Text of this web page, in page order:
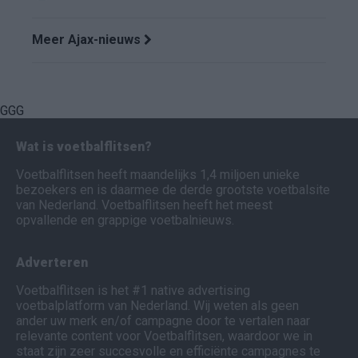
Meer Ajax-nieuws
GGG
Wat is voetbalflitsen?
Voetbalflitsen heeft maandelijks 1,4 miljoen unieke
bezoekers en is daarmee de derde grootste voetbalsite
van Nederland. Voetbalflitsen heeft het meest
opvallende en grappige voetbalnieuws.
Adverteren
Voetbalflitsen is het #1 native advertising
voetbalplatform van Nederland. Wij weten als geen
ander uw merk en/of campagne door te vertalen naar
relevante content voor Voetbalflitsen, waardoor we in
staat zijn zeer succesvolle en efficiënte campagnes te